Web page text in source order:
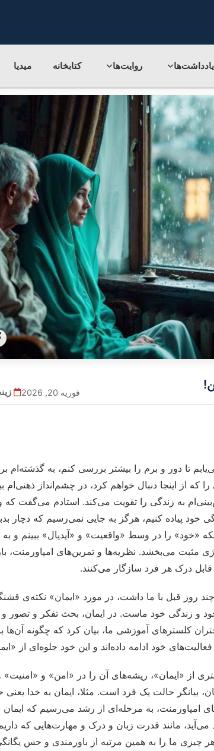
یادداشت‌ها روایت‌ها کتابخانه میدیا
فوریه 20, 2026
تا دور و برم را بیشتر بررسی کنم، به گذشته‌ام
که از اینجا دنبال خواهم کرد، در چشم‌انداز ذهنی‌ام
به زندگی را تقویت می‌کند. استادم می‌گفت که
خود پیاده کنیم، هرگز به جایی نمی‌رسیم که دچار
را در وسط «واقعیت» و «آیدیال» ببینم و به
مثبت می‌بخشد. نظریه‌ها و تمرین‌های امپاورمنت،
قابل درک هر فرد سازگار می‌کنند.
روز قبل با ما داشت، در مورد «ایمان» نکته‌ی
و زندگی خود ماست. در ایمان، بحث تفکر و تصور
کلسترهای آموزشی ما، بیان کرد که چگونه آن‌ها
خود ادامه داده‌اند و این خود جلوه‌ای از
از «ایمان»، ریشه‌های آن را در «امن» و
حالت یک فرد است. مثلا، ایمان به خدا یعنی
امپاورمنت، به مرحله‌ای از رشد می‌رسیم که ایمان
مانند قدرت زبان و درک و مهارت‌هایی که
چیزی ما را به همین مرتبه از باورمندی و حس